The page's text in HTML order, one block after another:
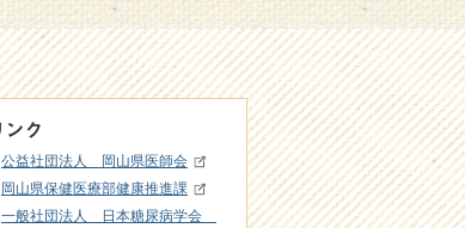
公益社団法人 岡山県医師会
岡山県保健医療部健康推進課
一般社団法人 日本糖尿病学会